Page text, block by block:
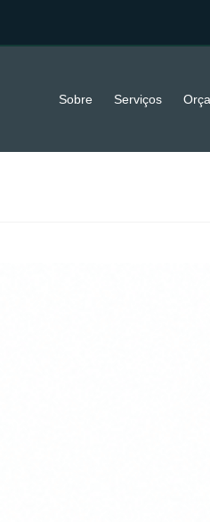
Sobre Serviços